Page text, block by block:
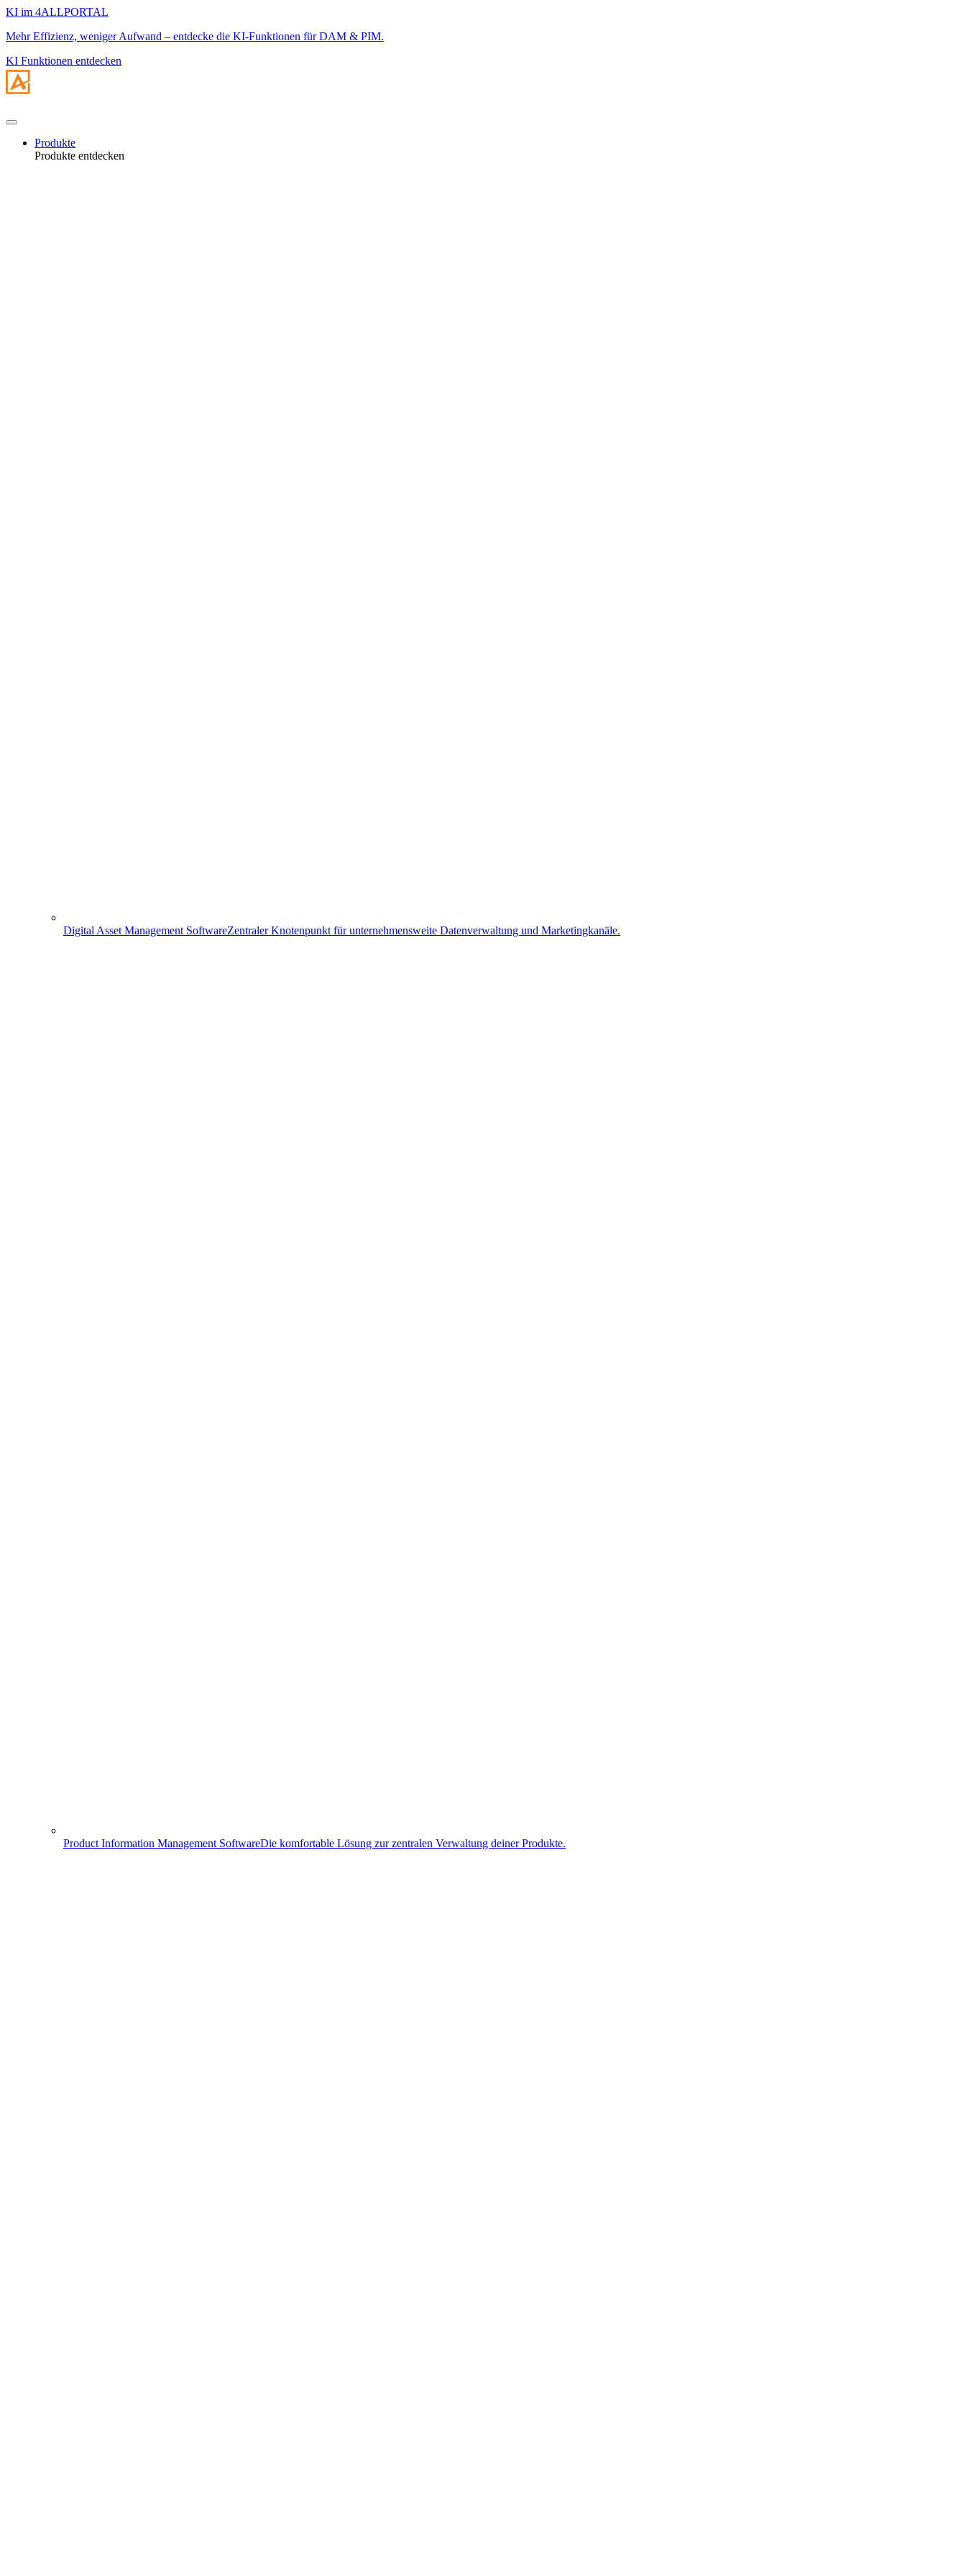
KI im 4ALLPORTAL
Mehr Effizienz, weniger Aufwand – entdecke die KI-Funktionen für DAM & PIM.
KI Funktionen entdecken
Produkte
Produkte entdecken
Digital Asset Management SoftwareZentraler Knotenpunkt für unternehmensweite Datenverwaltung und Marketingkanäle.
Product Information Management SoftwareDie komfortable Lösung zur zentralen Verwaltung deiner Produkte.